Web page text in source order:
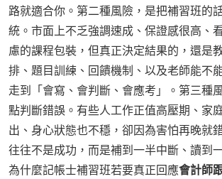
路就適合你。第二種風險，是把補習班的
統。市面上不乏強調速成、保證感很高、
慮的課程包裝，但真正決定結果的，還是
排、題目訓練、回饋機制、以及老師能不
走到「會寫、會判斷、會應考」。第三種
點判斷錯誤。有些人工作正值高壓期、家
出、身心狀態也不穩，卻因為害怕再晚就
往往不是成功，而是補到一半中斷、讀到
為什麼記帳士補習班若要真正回應會計師